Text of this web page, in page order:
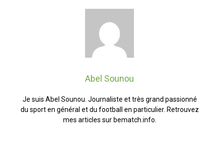
Abel Sounou
Je suis Abel Sounou. Journaliste et très grand passionné
du sport en général et du football en particulier. Retrouvez
mes articles sur bematch.info.